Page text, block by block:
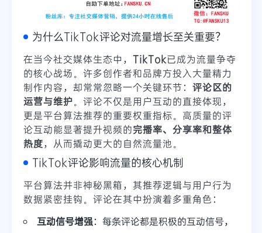
为什么TikTok评论对流量增长至关重要？
在当今社交媒体生态中， TikTok已成为流量争夺
的核心战场。许多创作者和品牌方投入大量精力
制作内容，却常常忽略一个关键环节： 评论区的
运营与维护。评论不仅是用户互动的直接体现，
更是平台算法推荐的重要权重指标。高质量的评
论互动能显著提升视频的完播率、分享率和整体
热度，从而撬动更大的自然流量池。
TikTok评论影响流量的核心机制
平台算法并非神秘黑箱，其推荐逻辑与用户行为
数据紧密挂钩。评论在其中扮演着多重角色：
互动信号增强：每条评论都是积极的互动信号，